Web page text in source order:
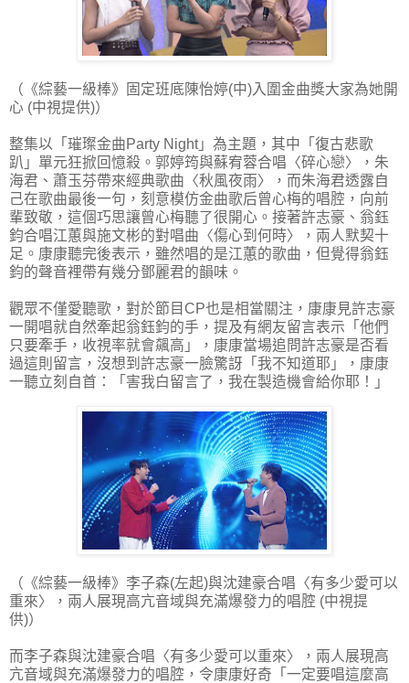
（《綜藝一級棒》固定班底陳怡婷(中)入圍金曲獎大家為她開
心 (中視提供)）
整集以「璀璨金曲Party Night」為主題，其中「復古悲歌
趴」單元狂掀回憶殺。郭婷筠與蘇宥蓉合唱〈碎心戀〉，朱
海君、蕭玉芬帶來經典歌曲〈秋風夜雨〉，而朱海君透露自
己在歌曲最後一句，刻意模仿金曲歌后曾心梅的唱腔，向前
輩致敬，這個巧思讓曾心梅聽了很開心。接著許志豪、翁鈺
鈞合唱江蕙與施文彬的對唱曲〈傷心到何時〉，兩人默契十
足。康康聽完後表示，雖然唱的是江蕙的歌曲，但覺得翁鈺
鈞的聲音裡帶有幾分鄧麗君的韻味。
觀眾不僅愛聽歌，對於節目CP也是相當關注，康康見許志豪
一開唱就自然牽起翁鈺鈞的手，提及有網友留言表示「他們
只要牽手，收視率就會飆高」，康康當場追問許志豪是否看
過這則留言，沒想到許志豪一臉驚訝「我不知道耶」，康康
一聽立刻自首：「害我白留言了，我在製造機會給你耶！」
（《綜藝一級棒》李子森(左起)與沈建豪合唱〈有多少愛可以
重來〉，兩人展現高亢音域與充滿爆發力的唱腔 (中視提
供)）
而李子森與沈建豪合唱〈有多少愛可以重來〉，兩人展現高
亢音域與充滿爆發力的唱腔，令康康好奇「一定要唱這麼高